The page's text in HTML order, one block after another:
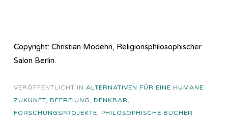
Copyright: Christian Modehn, Religionsphilosophischer
Salon Berlin.
VERÖFFENTLICHT IN ALTERNATIVEN FÜR EINE HUMANE
ZUKUNFT, BEFREIUNG, DENKBAR,
FORSCHUNGSPROJEKTE, PHILOSOPHISCHE BÜCHER